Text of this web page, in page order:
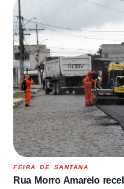
FEIRA DE SANTANA
Rua Morro Amarelo